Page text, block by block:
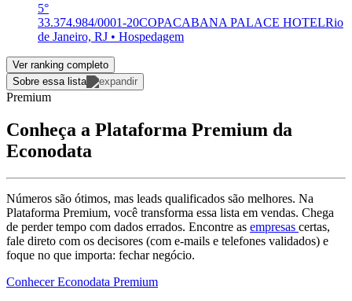
5°
33.374.984/0001-20COPACABANA PALACE HOTELRio
de Janeiro, RJ • Hospedagem
Ver ranking completo
Sobre essa lista
Premium
Conheça a Plataforma Premium da
Econodata
Números são ótimos, mas leads qualificados são melhores. Na
Plataforma Premium, você transforma essa lista em vendas. Chega
de perder tempo com dados errados. Encontre as empresas certas,
fale direto com os decisores (com e-mails e telefones validados) e
foque no que importa: fechar negócio.
Conhecer Econodata Premium